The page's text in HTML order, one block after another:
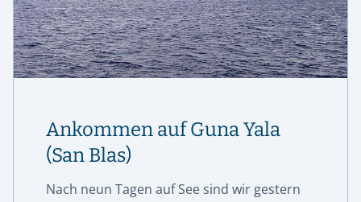
Ankommen auf Guna Yala
(San Blas)
Nach neun Tagen auf See sind wir gestern